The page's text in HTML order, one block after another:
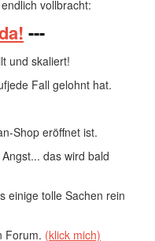
vollbracht:
---
und skaliert!
Fall gelohnt hat.
Shop eröffnet ist.
das wird bald
einige tolle Sachen rein
Forum. (klick mich)